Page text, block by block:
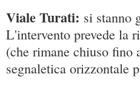
Viale Turati: si stanno
L'intervento prevede la
(che rimane chiuso fino
segnaletica orizzontale